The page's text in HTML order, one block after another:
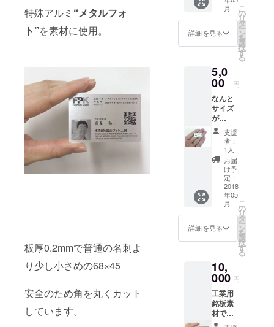
特殊アルミ “メタルフォ
ト”を素材に使用。
板厚0.2mmで普通の名刺よ
り少し小さめの68×45
安全のため角を丸くカット
しています。
タル
フォ
ト”を素
材に使
用。 安
め角を
丸く
カット
してい
ます。
シンプ
ルなデ
ザイン
に顔写
真を入
れて作
成しま
す。 名
刺交換
が楽し
くなる
くらい
アルミ
の質感
が素晴
らし
く、
シャー
月
詳細を見る
こ
の
リ
タ
ー
ン
を
選
択
す
る
5,0
00 円
なんと
サイズ
が
3cm×2
cm！ 工
業用銘
板素材
で定評
のある
特殊ア
ルミ“メ
タル
フォ
ト”を素
材に使
用。 安
め角を
丸く
カット
してい
ます。
シンプ
ルなデ
支援
者：
1人
お届
け予
定：
2018
年05
月
詳細を見る
こ
の
リ
タ
ー
ン
を
選
択
す
る
10,
000 円
工業用
銘板素
材で定
評のあ